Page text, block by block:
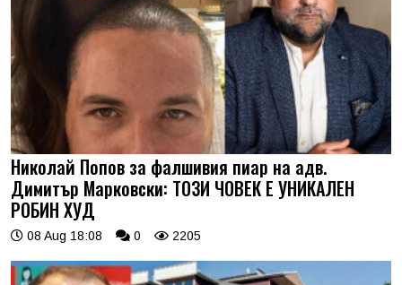
Николай Попов за фалшивия пиар на адв.
Димитър Марковски: ТОЗИ ЧОВЕК Е УНИКАЛЕН
РОБИН ХУД
08 Aug 18:08 0 2205